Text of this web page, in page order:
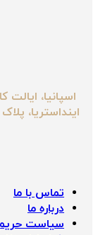
اسپانیا، ایالت
اینداستریا، پلاک 15-دفتر مهاجرتی و سرمایه گذاری پایسان
تماس با ما
درباره ما
سیاست